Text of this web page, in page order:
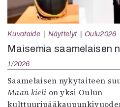
Kuvataide Näyttelyt Oulu2026
Maisemia saamelaisen
1/2026
Saamelaisen nykytaiteen
Maan kieli on yksi Oulun